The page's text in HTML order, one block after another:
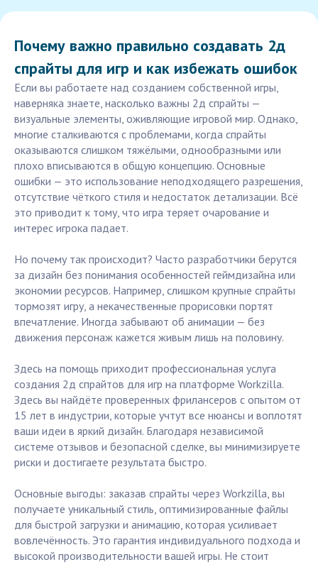
Почему важно правильно создавать 2д
спрайты для игр и как избежать ошибок
Если вы работаете над созданием собственной игры,
наверняка знаете, насколько важны 2д спрайты —
визуальные элементы, оживляющие игровой мир. Однако,
многие сталкиваются с проблемами, когда спрайты
оказываются слишком тяжёлыми, однообразными или
плохо вписываются в общую концепцию. Основные
ошибки — это использование неподходящего разрешения,
отсутствие чёткого стиля и недостаток детализации. Всё
это приводит к тому, что игра теряет очарование и
интерес игрока падает.
Но почему так происходит? Часто разработчики берутся
за дизайн без понимания особенностей геймдизайна или
экономии ресурсов. Например, слишком крупные спрайты
тормозят игру, а некачественные прорисовки портят
впечатление. Иногда забывают об анимации — без
движения персонаж кажется живым лишь на половину.
Здесь на помощь приходит профессиональная услуга
создания 2д спрайтов для игр на платформе Workzilla.
Здесь вы найдёте проверенных фрилансеров с опытом от
15 лет в индустрии, которые учтут все нюансы и воплотят
ваши идеи в яркий дизайн. Благодаря независимой
системе отзывов и безопасной сделке, вы минимизируете
риски и достигаете результата быстро.
Основные выгоды: заказав спрайты через Workzilla, вы
получаете уникальный стиль, оптимизированные файлы
для быстрой загрузки и анимацию, которая усиливает
вовлечённость. Это гарантия индивидуального подхода и
высокой производительности вашей игры. Не стоит